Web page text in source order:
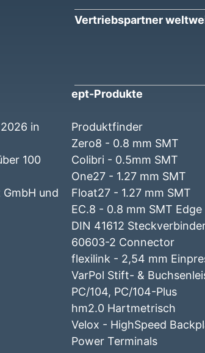
Vertriebspartner
in
100
und
ept-Produkte
Produktfinder
Zero8 - 0.8 mm SMT
Colibri - 0.5mm SMT
One27 - 1.27 mm SMT
Float27 - 1.27 mm SMT
EC.8 - 0.8 mm SMT Edge
DIN 41612
60603-2 Connector
flexilink - 2,54 mm
VarPol Stift- &
PC/104, PC/104-Plus
hm2.0 Hartmetrisch
Velox - HighSpeed
Power Terminals